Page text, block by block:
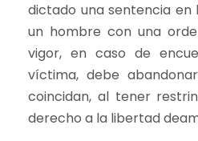
dictado una sentencia en
un hombre con una
vigor, en caso de
víctima, debe
coincidan, al tener
derecho a la libertad